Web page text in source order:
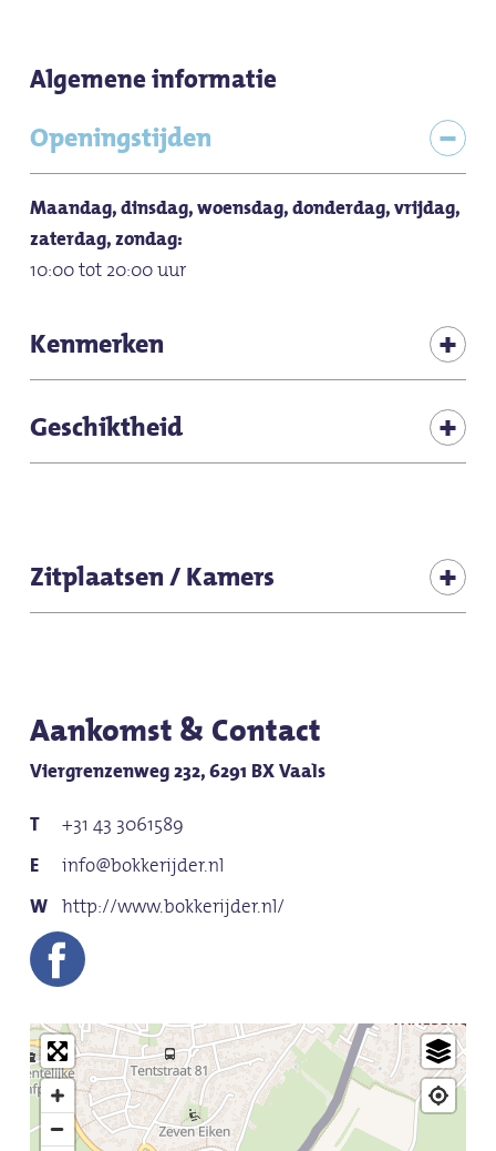
Algemene informatie
Openingstijden
Maandag, dinsdag, woensdag, donderdag, vrijdag,
zaterdag, zondag:
10:00 tot 20:00 uur
Kenmerken
Catering in de buitenlucht
Brunch
Geschiktheid
Zitplaatsen / Kamers
Aankomst & Contact
Viergrenzenweg 232, 6291 BX Vaals
+31 43 3061589
info@bokkerijder.nl
http://www.bokkerijder.nl/